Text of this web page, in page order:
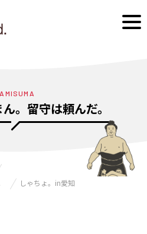
。留守は頼んだ。
しゃちょ。in愛知